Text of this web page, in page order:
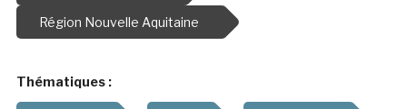
Région Nouvelle Aquitaine
Thématiques :